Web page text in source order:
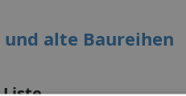
alte Baureihen